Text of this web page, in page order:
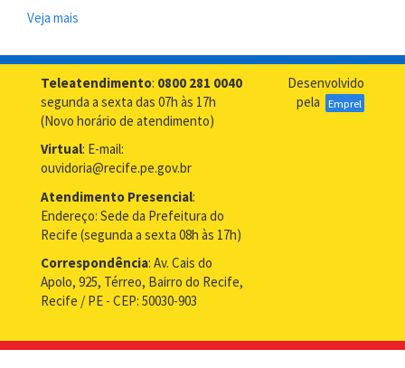
Veja mais
Geral
do
Recife
conquista
Nacional
Teleatendimento: 0800 281 0040
segunda a sexta das 07h às 17h
(Novo horário de atendimento)
Virtual: E-mail:
ouvidoria@recife.pe.gov.br
Atendimento Presencial:
Endereço: Sede da Prefeitura do
Recife (segunda a sexta 08h às 17h)
Correspondência: Av. Cais do
Apolo, 925, Térreo, Bairro do Recife,
Recife / PE - CEP: 50030-903
Desenvolvido
pela
Emprel